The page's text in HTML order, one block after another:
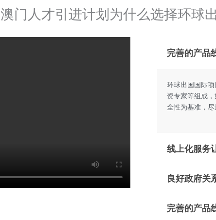
澳门人才引进计划为什么选择环球
完善的产品
环球出国国际
资专家等组成
全性为基准，尽
线上化服务
良好政府关
完善的产品